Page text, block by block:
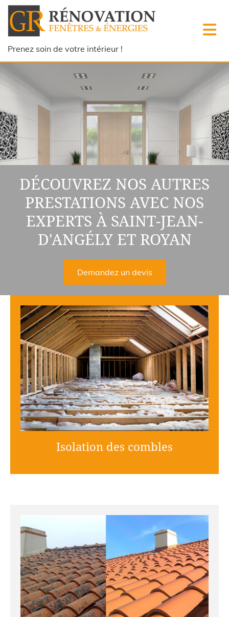
Accéder au contenu
Prenez soin de votre intérieur !
DÉCOUVREZ NOS AUTRES
PRESTATIONS AVEC NOS
EXPERTS À SAINT-JEAN-
D'ANGÉLY ET ROYAN
Demandez un devis
Isolation des combles